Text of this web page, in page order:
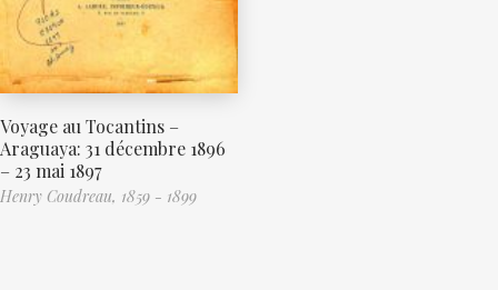
Voyage au Tocantins –
Araguaya: 31 décembre 1896
– 23 mai 1897
Henry Coudreau, 1859 - 1899